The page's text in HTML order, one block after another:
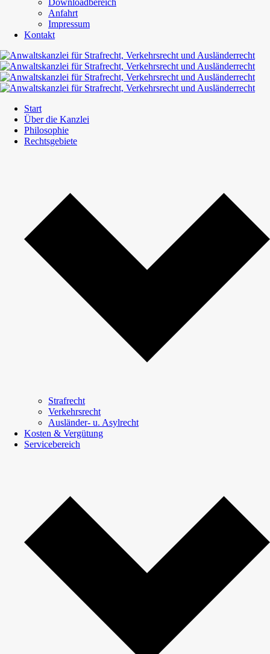
Downloadbereich
Anfahrt
Impressum
Kontakt
Start
Über die Kanzlei
Philosophie
Rechtsgebiete
Strafrecht
Verkehrsrecht
Ausländer- u. Asylrecht
Kosten & Vergütung
Servicebereich